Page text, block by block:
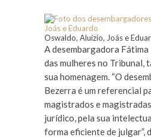
Oswaldo, Aluízio, Joás e
A desembargadora
das mulheres no Tribunal,
sua homenagem. “O
Bezerra é um referencial
magistrados e
jurídico, pela sua
forma eficiente de julgar”,